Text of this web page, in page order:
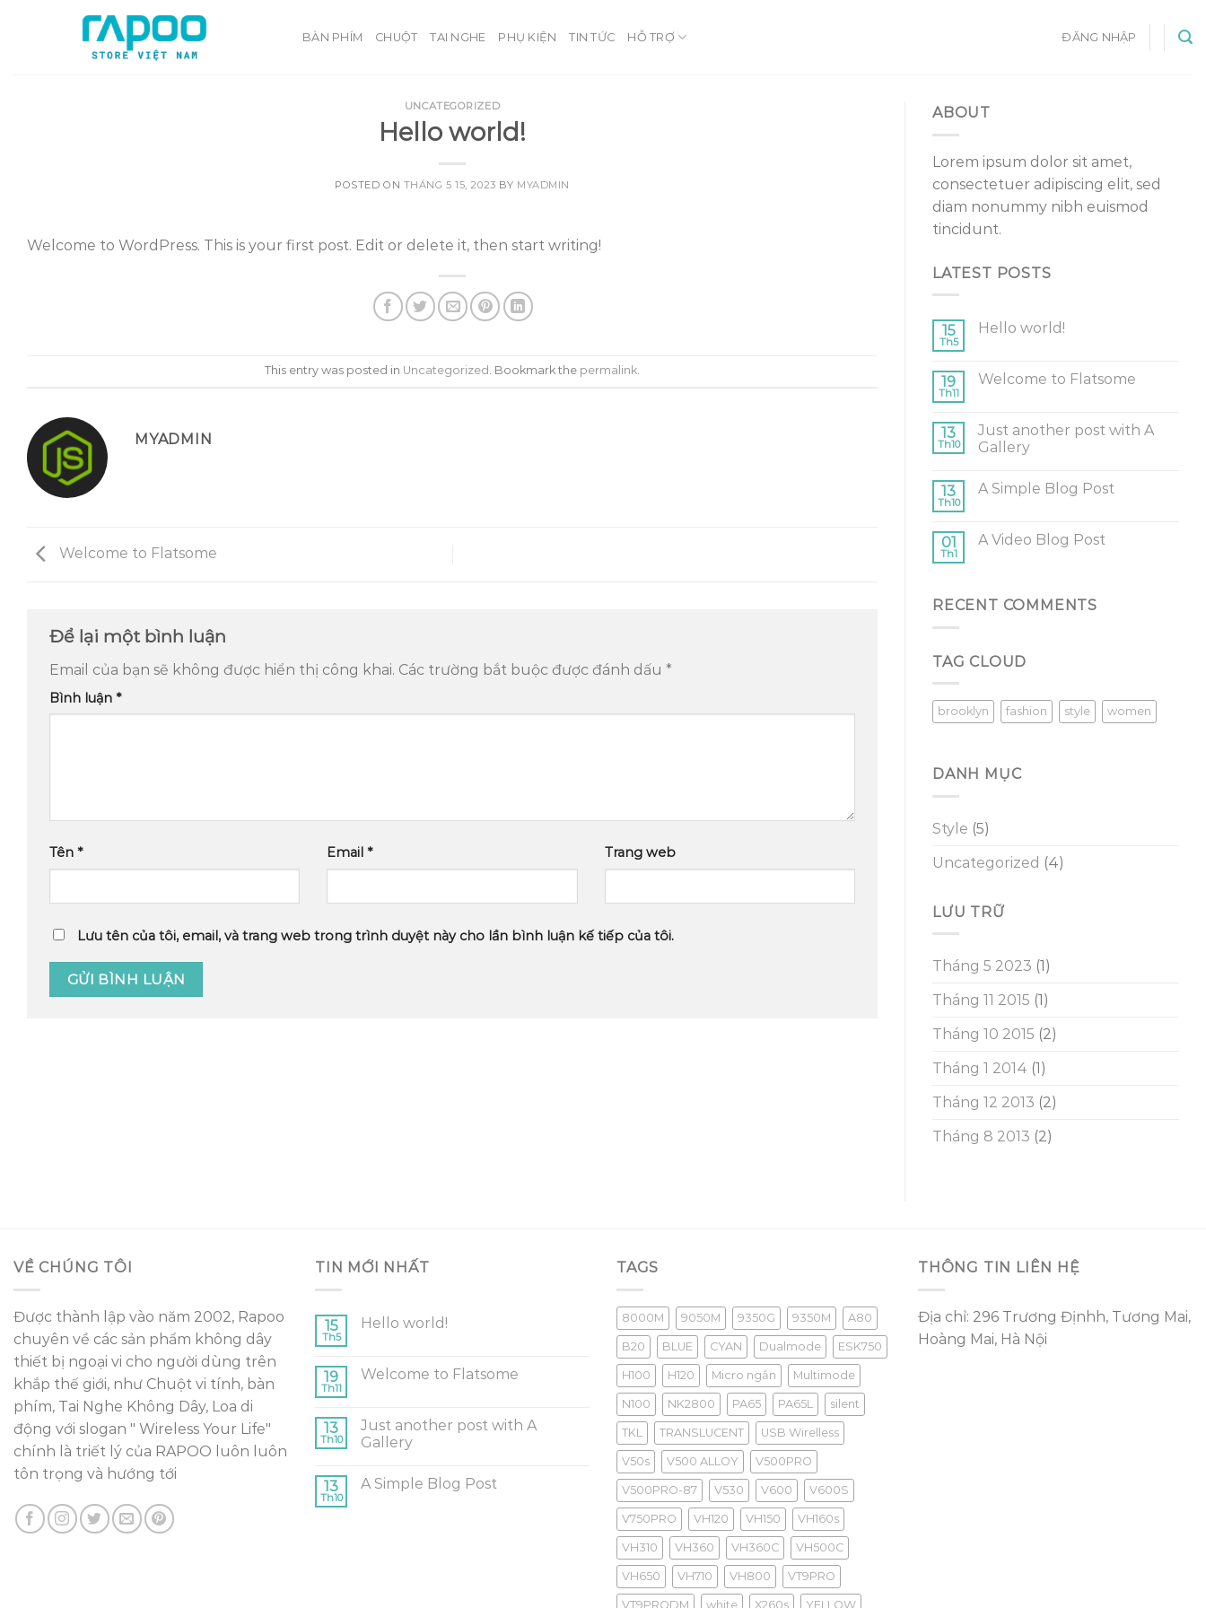
BÀN PHÍM CHUỘT TAI NGHE PHỤ KIỆN TIN TỨC HỖ TRỢ ĐĂNG NHẬP
UNCATEGORIZED
Hello world!
POSTED ON THÁNG 5 15, 2023 BY MYADMIN
Welcome to WordPress. This is your first post. Edit or delete it, then start writing!
This entry was posted in Uncategorized . Bookmark the permalink
MYADMIN
Welcome to Flatsome
Để lại một bình luận
Email của bạn sẽ không được hiển thị công khai. Các trường bắt buộc được đánh dấu *
Bình luận *
Tên * Email* Trang web
Lưu tên của tôi, email, và trang web trong trình duyệt này cho lần bình luận kế tiếp của tôi.
ABOUT
Lorem ipsum dolor sit amet,
consectetuer adipiscing elit, sed
diam nonummy nibh euismod
tincidunt.
LATEST POSTS
15
Th5
Hello world!
19
Th11
Welcome to Flatsome
13
Th10
Just another post with A
Gallery
13
Th10
A Simple Blog Post
01
Th1
A Video Blog Post
RECENT COMMENTS
TAG CLOUD
brooklyn fashion style women
DANH MỤC
Style (5)
Uncategorized (4)
LƯU TRỮ
Tháng 5 2023 (1)
Tháng 11 2015 (1)
Tháng 10 2015 (2)
Tháng 1 2014 (1)
Tháng 12 2013 (2)
Tháng 8 2013 (2)
VỀ CHÚNG TÔI
Được thành lập vào năm 2002, Rapoo
chuyên về các sản phẩm không dây
thiết bị ngoại vi cho người dùng trên
khắp thế giới, như Chuột vi tính, bàn
phím, Tai Nghe Không Dây, Loa di
động với slogan " Wireless Your Life"
chính là triết lý của RAPOO luôn luôn
tôn trọng và hướng tới
TIN MỚI NHẤT
15
Th5
Hello world!
19
Th11
Welcome to Flatsome
13
Th10
Just another post with A
Gallery
13
Th10
A Simple Blog Post
TAGS
8000M 9050M 9350G 9350M A80
B20 BLUE CYAN Dualmode ESK750
H100 H120 Micro ngắn Multimode
N100 NK2800 PA65 PA65L silent
TKL TRANSLUCENT USB Wirelless
V50s V500 ALLOY V500PRO
V500PRO-87 V530 V600 V600S
V750PRO VH120 VH150 VH160s
VH310 VH360 VH360C VH500C
VH650 VH710 VH800 VT9PRO
VT9PRODM white X260s YELLOW
THÔNG TIN LIÊN HỆ
Địa chỉ: 296 Trương Địnhh, Tương Mai,
Hoàng Mai, Hà Nội